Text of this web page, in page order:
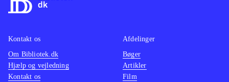
Kontakt os
Om Bibliotek.dk
Hjælp og vejledning
Kontakt os
Afdelinger
Bøger
Artikler
Film